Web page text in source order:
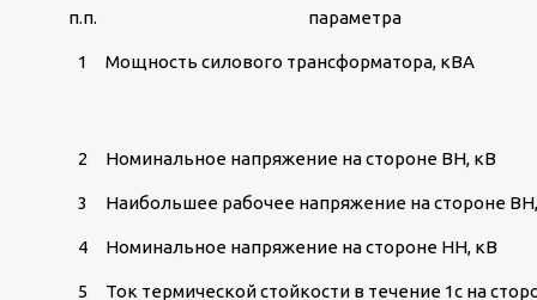
п.п. параметра
1 Мощность силового трансформатора, кВА
2 Номинальное напряжение на стороне ВН, кВ
3 Наибольшее рабочее напряжение на стороне
4 Номинальное напряжение на стороне НН, кВ
5
Ток термической стойкости в течение 1с на